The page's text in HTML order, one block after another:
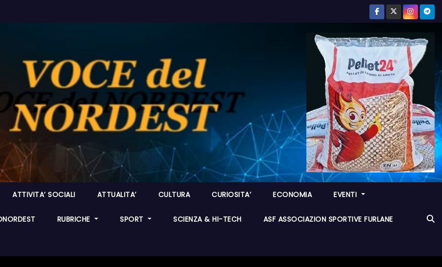
ATTIVITA’ SOCIALI ATTUALITA’ CULTURA CURIOSITA’ ECONOMIA EVENTI
RUBRICHE SPORT SCIENZA & HI-TECH ASF ASSOCIAZION SPORTIVE FURLANE